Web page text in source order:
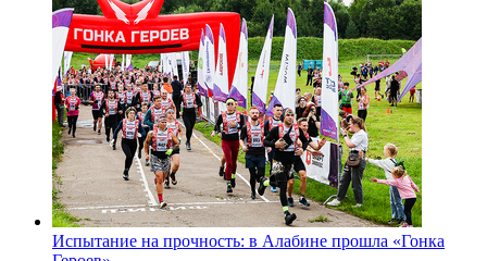
Испытание на прочность: в Алабине прошла «Гонка